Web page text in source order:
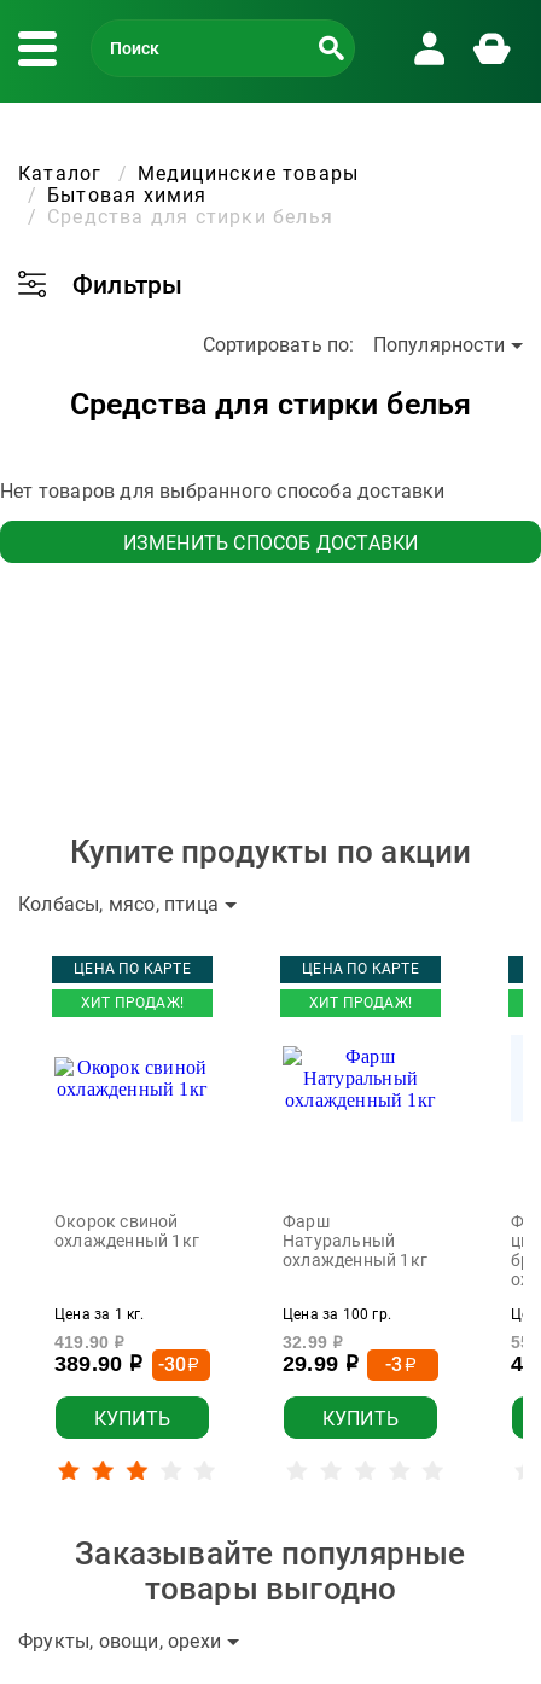
Каталог
Медицинские товары
Бытовая химия
Средства для стирки белья
Фильтры
Сортировать по: Популярности
Средства для стирки белья
Нет товаров для выбранного способа доставки
ИЗМЕНИТЬ СПОСОБ ДОСТАВКИ
Купите продукты по акции
Колбасы, мясо, птица
ЦЕНА ПО КАРТЕ
ХИТ ПРОДАЖ!
Окорок свиной
охлажденный 1кг
Цена за 1 кг.
419.90 р
389.90 р -30р
КУПИТЬ
ЦЕНА ПО КАРТЕ
ХИТ ПРОДАЖ!
Фарш
Натуральный
охлажденный 1кг
Цена за 100 гр.
32.99 р
29.99 р -3р
КУПИТЬ
Заказывайте популярные
товары выгодно
Фрукты, овощи, орехи